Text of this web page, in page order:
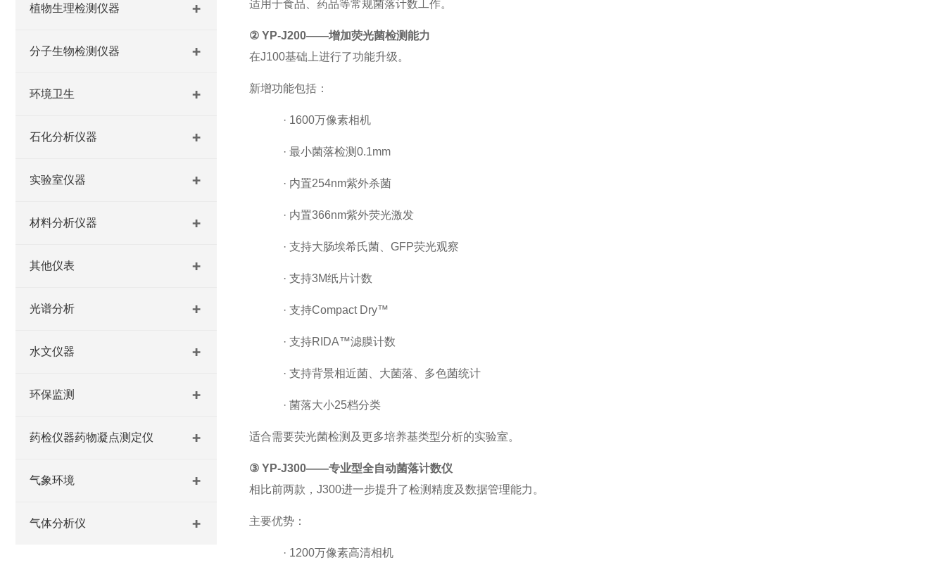
适用于食品、药品等常规菌落计数工作。
② YP-J200——增加荧光菌检测能力
在J100基础上进行了功能升级。
新增功能包括：
· 1600万像素相机
· 最小菌落检测0.1mm
· 内置254nm紫外杀菌
· 内置366nm紫外荧光激发
· 支持大肠埃希氏菌、 GFP荧光观察
· 支持3M纸片计数
· 支持CompactDry™
· 支持RIDA™滤膜计数
· 支持背景相近菌、大菌落、多色菌统计
· 菌落大小25档分类
适合需要荧光菌检测及更多培养基类型分析的实验室。
③ YP-J300——专业型全自动菌落计数仪
相比前两款， J300进一步提升了检测精度及数据管理能力。
主要优势：
· 1200万像素高清相机
植物生理检测仪器
分子生物检测仪器
环境卫生
石化分析仪器
实验室仪器
材料分析仪器
其他仪表
光谱分析
水文仪器
环保监测
药检仪器药物凝点测定仪
气象环境
气体分析仪